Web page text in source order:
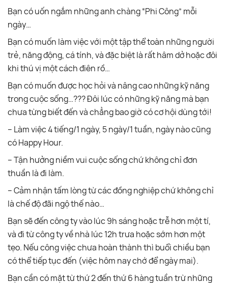
Bạn có uốn ngắm những anh chàng “Phi Công” mỗi
ngày…
Bạn có muốn làm việc với một tập thể toàn những người
trẻ, năng động, cá tính, và đặc biệt là rất hâm dở hoặc đôi
khi thú vị một cách điên rồ…
Bạn có muốn được học hỏi và nâng cao những kỹ năng
trong cuộc sống…??? Đôi lúc có những kỹ năng mà bạn
chưa từng biết đến và chẳng bao giờ có cơ hội dùng tới!
– Làm việc 4 tiếng/1 ngày, 5 ngày/1 tuần, ngày nào cũng
có Happy Hour.
– Tận hưởng niềm vui cuộc sống chứ không chỉ đơn
thuần là đi làm.
– Cảm nhận tấm lòng từ các đồng nghiệp chứ không chỉ
là chế độ đãi ngộ thế nào…
Bạn sẽ đến công ty vào lúc 9h sáng hoặc trễ hơn một tí,
và đi từ công ty về nhà lúc 12h trưa hoặc sớm hơn một
tẹo. Nếu công việc chưa hoàn thành thì buổi chiều bạn
có thể tiếp tục đến (việc hôm nay chớ để ngày mai).
Bạn cần có mặt từ thứ 2 đến thứ 6 hàng tuần trừ những